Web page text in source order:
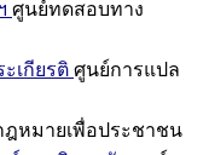
ศูนย์ทดสอบทาง
เกียรติ ศูนย์การแปล
หมายเพื่อประชาชน